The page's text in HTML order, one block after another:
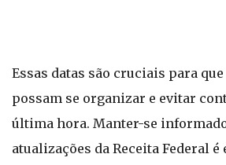
Essas datas são cruciais para
possam se organizar e evitar
última hora. Manter-se
atualizações da Receita Federal